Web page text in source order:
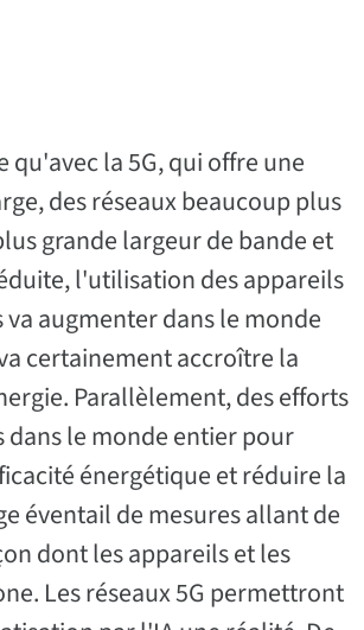
qu'avec la 5G, qui offre une
des réseaux beaucoup plus
grande largeur de bande et
l'utilisation des appareils
augmenter dans le monde
certainement accroître la
Parallèlement, des efforts
dans le monde entier pour
énergétique et réduire la
éventail de mesures allant de
dont les appareils et les
Les réseaux 5G permettront